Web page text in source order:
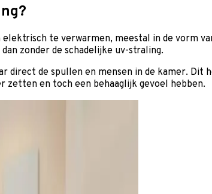
te verwarmen, meestal in de vorm
zonder de schadelijke uv-straling.
direct de spullen en mensen in de kamer.
zetten en toch een behaaglijk gevoel hebben.